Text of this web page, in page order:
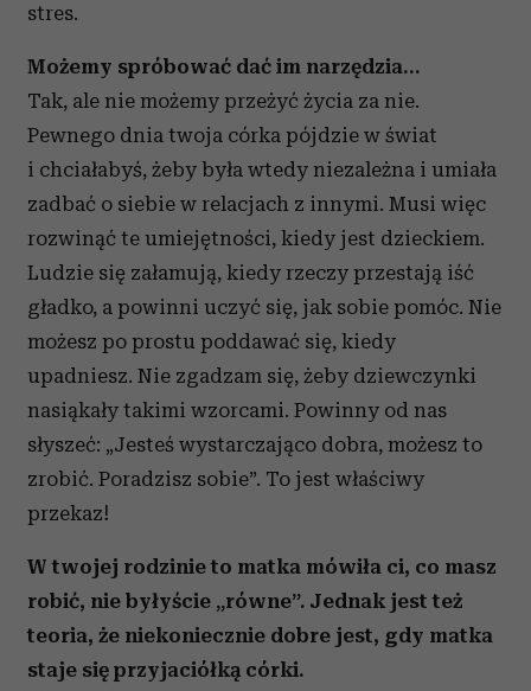
stres.
Możemy spróbować dać im narzędzia…
Tak, ale nie możemy przeżyć życia za nie.
Pewnego dnia twoja córka pójdzie w świat
i chciałabyś, żeby była wtedy niezależna i umiała
zadbać o siebie w relacjach z innymi. Musi więc
rozwinąć te umiejętności, kiedy jest dzieckiem.
Ludzie się załamują, kiedy rzeczy przestają iść
gładko, a powinni uczyć się, jak sobie pomóc. Nie
możesz po prostu poddawać się, kiedy
upadniesz. Nie zgadzam się, żeby dziewczynki
nasiąkały takimi wzorcami. Powinny od nas
słyszeć: „Jesteś wystarczająco dobra, możesz to
zrobić. Poradzisz sobie”. To jest właściwy
przekaz!
W twojej rodzinie to matka mówiła ci, co masz
robić, nie byłyście „równe”. Jednak jest też
teoria, że niekoniecznie dobre jest, gdy matka
staje się przyjaciółką córki.